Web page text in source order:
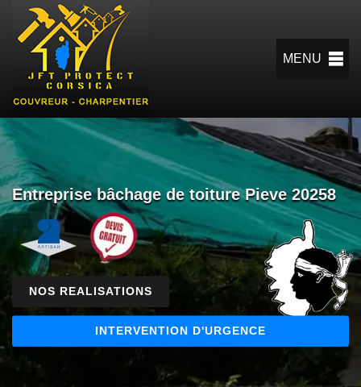
MENU
Entreprise bâchage de toiture Pieve 20258
NOS REALISATIONS
INTERVENTION D'URGENCE